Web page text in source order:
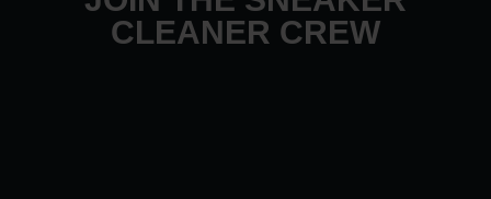
CLEANER CREW